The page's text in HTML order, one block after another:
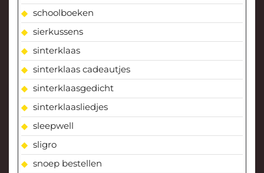
schoolboeken
sierkussens
sinterklaas
sinterklaas cadeautjes
sinterklaasgedicht
sinterklaasliedjes
sleepwell
sligro
snoep bestellen